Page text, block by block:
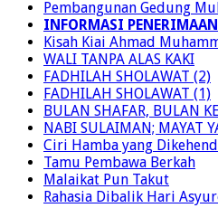
Pembangunan Gedung
INFORMASI
Kisah Kiai Ahmad
WALI TANPA ALAS KAKI
FADHILAH SHOLAWAT (2)
FADHILAH SHOLAWAT (1)
BULAN SHAFAR, BULAN
NABI SULAIMAN; MAYAT
Ciri Hamba yang
Tamu Pembawa Berkah
Malaikat Pun Takut
Rahasia Dibalik Hari